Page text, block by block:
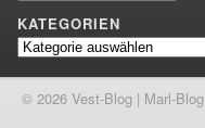
KATEGORIEN
Kategorien
© 2026 Vest-Blog | Marl-Blog